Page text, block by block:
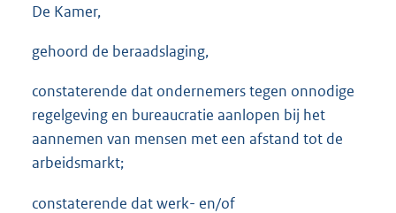
De Kamer,
gehoord de beraadslaging,
constaterende dat ondernemers tegen onnodige
regelgeving en bureaucratie aanlopen bij het
aannemen van mensen met een afstand tot de
arbeidsmarkt;
constaterende dat werk- en/of